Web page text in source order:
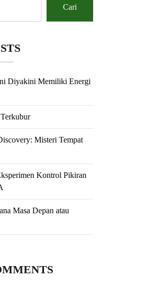
Cari
Diyakini Memiliki Energi
Misteri Tempat
Kontrol Pikiran
Masa Depan atau